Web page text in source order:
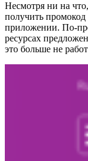
Несмотря ни на
получить промокод
приложении. По-
ресурсах
это больше не